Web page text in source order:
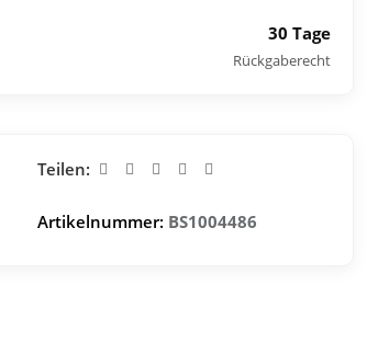
30 Tage
Rückgaberecht
Teilen:
Artikelnummer: BS1004486